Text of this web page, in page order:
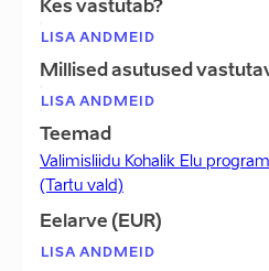
Kes vastutab?
LISA ANDMEID
Millised asutused
LISA ANDMEID
Teemad
Valimisliidu Kohalik Elu
(Tartu vald)
Eelarve (EUR)
LISA ANDMEID